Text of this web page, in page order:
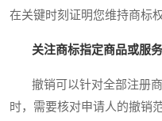
在关键时刻证明您维持商标
关注商标指定商品或服
撤销可以针对全部注册商
时，需要核对申请人的撤销